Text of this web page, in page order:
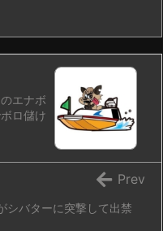
エナボ
ロ儲け
シバターに突撃して出禁
Prev